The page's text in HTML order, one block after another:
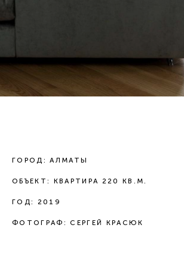
ГОРОД: АЛМАТЫ
ОБЪЕКТ: КВАРТИРА 220 КВ.М.
ГОД: 2019
ФОТОГРАФ:СЕРГЕЙ КРАСЮК